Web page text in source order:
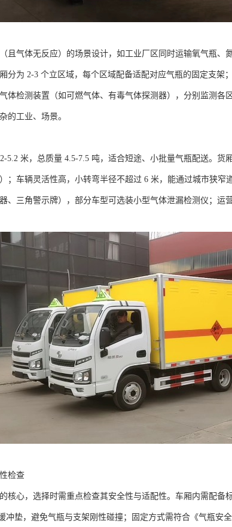
且气体无反应）的场景设计，如工业厂区同时运输氧气瓶、
分为 2-3 个立区域，每个区域配备适配对应气瓶的固定支架
体检测装置（如可燃气体、有毒气体探测器），分别监测各
的工业、场景。​
5.2 米，总质量 4.5-7.5 吨，适合短途、小批量气瓶配送。货
；车辆灵活性高，小转弯半径不超过 6 米，能通过城市狭窄
、三角警示牌），部分车型可选装小型气体泄漏检测仪；运
检查​
核心，选择时需重点检查其安全性与适配性。车厢内需配备
冲垫，避免气瓶与支架刚性碰撞；固定方式需符合《气瓶